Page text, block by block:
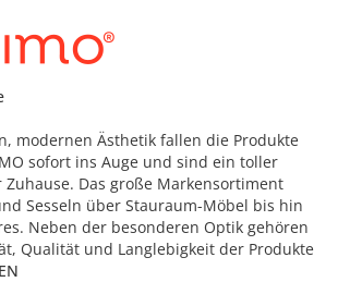
modernen Ästhetik fallen die Produkte
sofort ins Auge und sind ein toller
Zuhause. Das große Markensortiment
Sesseln über Stauraum-Möbel bis hin
Neben der besonderen Optik gehören
Qualität und Langlebigkeit der Produkte